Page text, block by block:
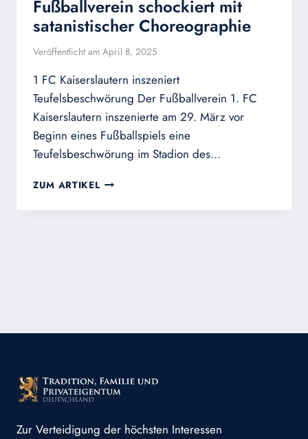
Fußballverein schockiert mit
satanistischer Choreographie
Veröffentlicht am April 8, 2025
1 FC Kaiserslautern inszeniert
Teufelsbeschwörung Der Fußballverein 1. FC
Kaiserslautern inszenierte am 29. März vor
Beginn eines Fußballspiels eine
Teufelsbeschwörung im Stadion des…
ZUM ARTIKEL FUSSBALLVEREIN S
IT S
Zur Verteidigung der höchsten Interessen